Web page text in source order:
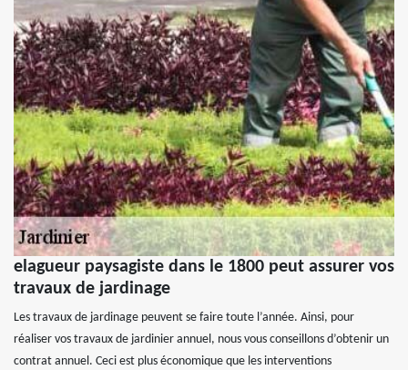
elagueur paysagiste dans le 1800 peut assurer vos
travaux de jardinage
Les travaux de jardinage peuvent se faire toute l’année. Ainsi, pour
réaliser vos travaux de jardinier annuel, nous vous conseillons d’obtenir un
contrat annuel. Ceci est plus économique que les interventions